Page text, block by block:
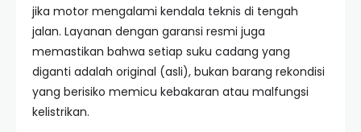
jika motor mengalami kendala teknis di tengah
jalan. Layanan dengan garansi resmi juga
memastikan bahwa setiap suku cadang yang
diganti adalah original (asli), bukan barang rekondisi
yang berisiko memicu kebakaran atau malfungsi
kelistrikan.